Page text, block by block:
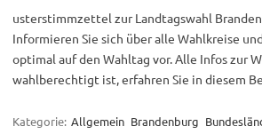
usterstimmzettel zur Landtagswahl
Informieren Sie sich über alle Wahlkreise
optimal auf den Wahltag vor. Alle Infos zur
wahlberechtigt ist, erfahren Sie in diesem
Kategorie: Allgemein Brandenburg